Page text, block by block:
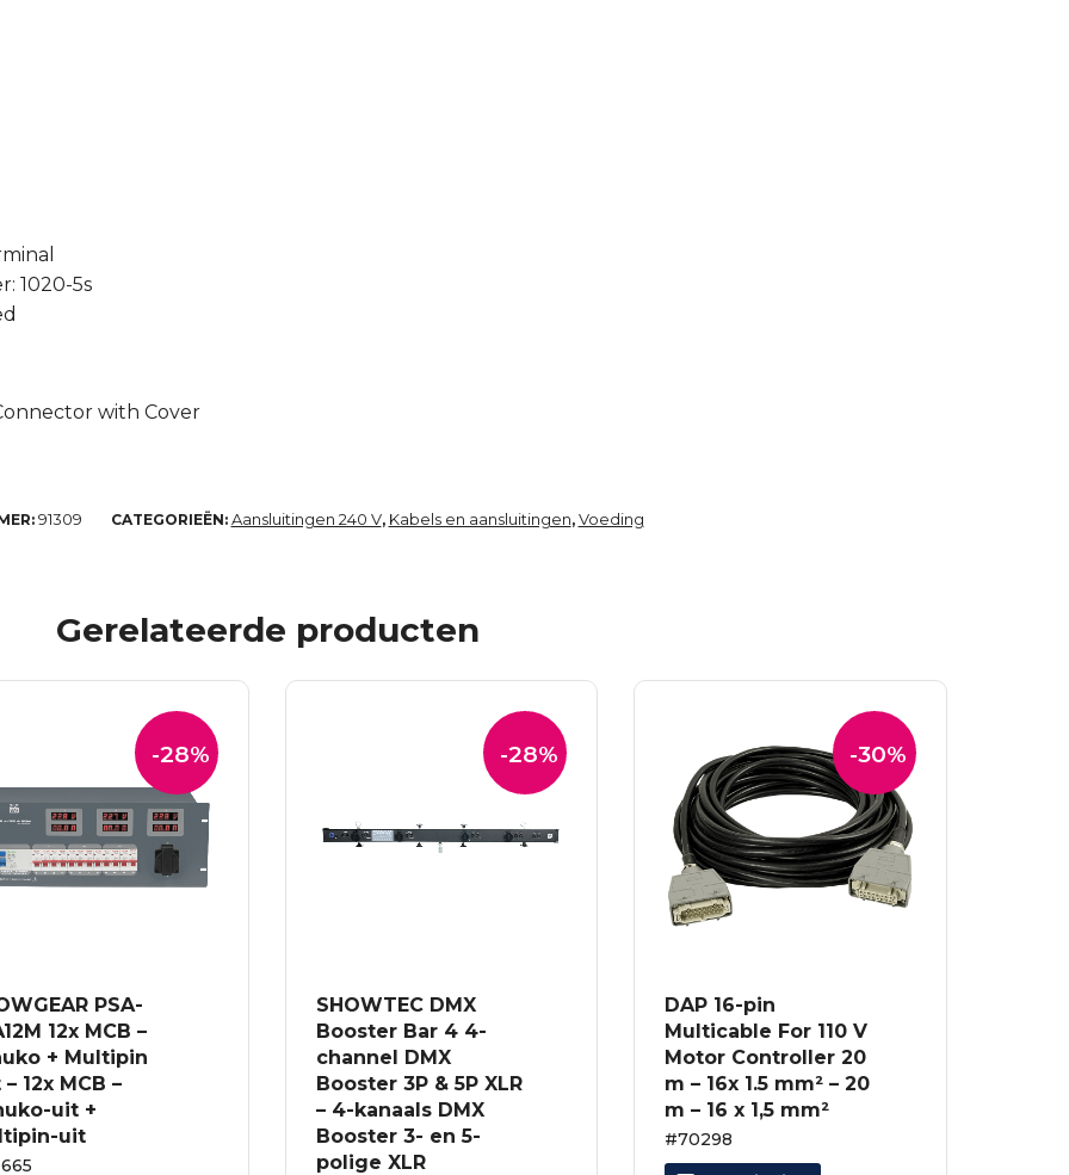
1020-5s
with Cover
91309 CATEGORIEËN: Aansluitingen 240 V, Kabels en aansluitingen, Voeding
Gerelateerde producten
-28%
PSA-
12x MCB –
+ Multipin
12x MCB –
uit +
uit
-28%
SHOWTEC DMX
Booster Bar 4 4-
channel DMX
Booster 3P & 5P XLR
– 4-kanaals DMX
Booster 3- en 5-
polige XLR
-30%
DAP 16-pin
Multicable For 110 V
Motor Controller 20
m – 16x 1.5 mm² – 20
m – 16 x 1,5 mm²
#70298